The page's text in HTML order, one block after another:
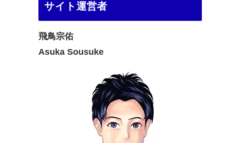
サイト運営者
飛鳥宗佑
Asuka Sousuke